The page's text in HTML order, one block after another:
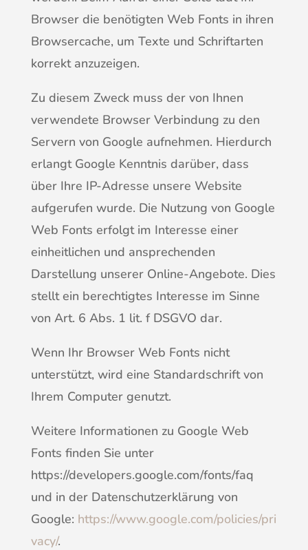
Browser die benötigten Web Fonts in ihren
Browsercache, um Texte und Schriftarten
korrekt anzuzeigen.
Zu diesem Zweck muss der von Ihnen
verwendete Browser Verbindung zu den
Servern von Google aufnehmen. Hierdurch
erlangt Google Kenntnis darüber, dass
über Ihre IP-Adresse unsere Website
aufgerufen wurde. Die Nutzung von Google
Web Fonts erfolgt im Interesse einer
einheitlichen und ansprechenden
Darstellung unserer Online-Angebote. Dies
stellt ein berechtigtes Interesse im Sinne
von Art. 6 Abs. 1 lit. f DSGVO dar.
Wenn Ihr Browser Web Fonts nicht
unterstützt, wird eine Standardschrift von
Ihrem Computer genutzt.
Weitere Informationen zu Google Web
Fonts finden Sie unter
https://developers.google.com/fonts/faq
und in der Datenschutzerklärung von
Google: https://www.google.com/policies/pri
vacy/.